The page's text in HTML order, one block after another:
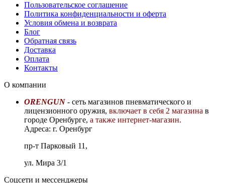
Пользовательское соглашение
Политика конфиденциальности и оферта
Условия обмена и возврата
Блог
Обратная связь
Доставка
Оплата
Контакты
О компании
ORENGUN - сеть магазинов пневматического и
лицензионного оружия, включает в себя 2 магазина в
городе Оренбурге, а также интернет-магазин.
Адреса: г. Оренбург
пр-т Парковый 11,
ул. Мира 3/1
Соцсети и мессенджеры